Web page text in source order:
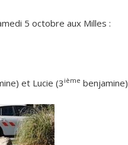
5 octobre aux Milles :
et Lucie (3 ième benjamine)